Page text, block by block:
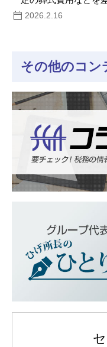
2026.2.16
その他のコン